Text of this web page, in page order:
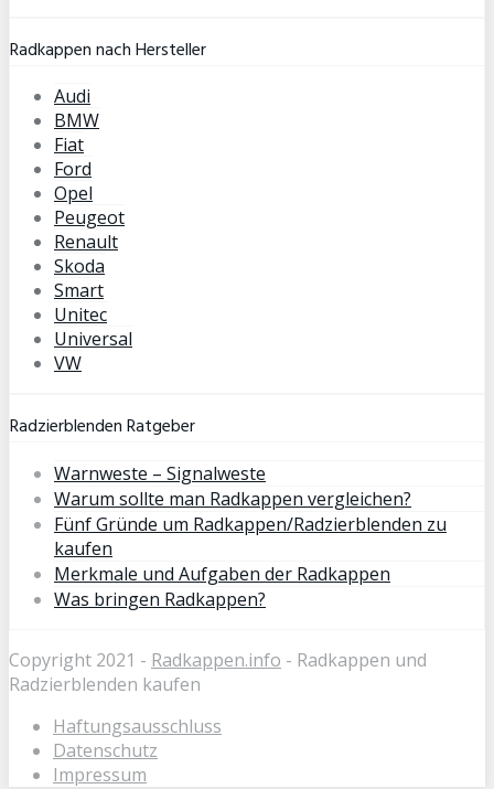
Radkappen nach Hersteller
Audi
BMW
Fiat
Ford
Opel
Peugeot
Renault
Skoda
Smart
Unitec
Universal
VW
Radzierblenden Ratgeber
Warnweste – Signalweste
Warum sollte man Radkappen vergleichen?
Fünf Gründe um Radkappen/Radzierblenden zu
kaufen
Merkmale und Aufgaben der Radkappen
Was bringen Radkappen?
Copyright 2021 - Radkappen.info - Radkappen und
Radzierblenden kaufen
Haftungsausschluss
Datenschutz
Impressum